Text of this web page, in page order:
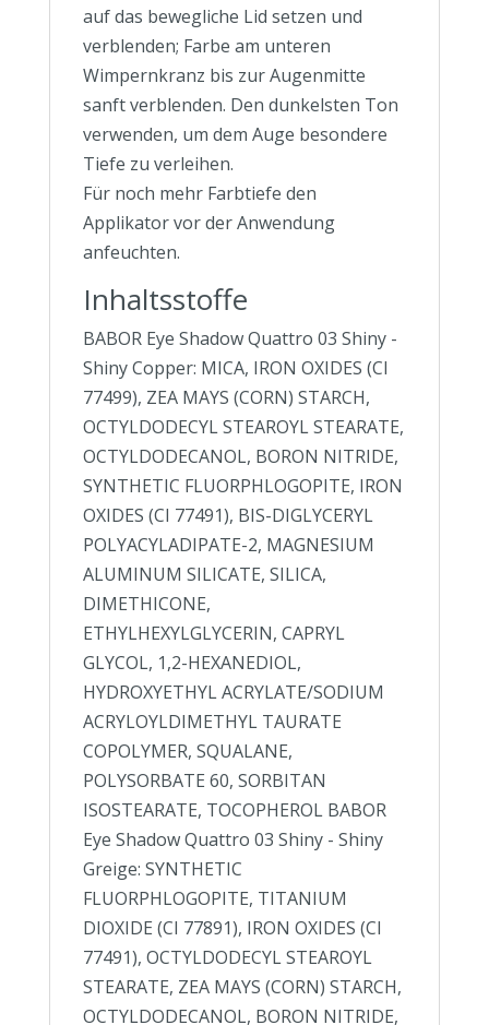
auf das bewegliche Lid setzen und
verblenden; Farbe am unteren
Wimpernkranz bis zur Augenmitte
sanft verblenden. Den dunkelsten Ton
verwenden, um dem Auge besondere
Tiefe zu verleihen.
Für noch mehr Farbtiefe den
Applikator vor der Anwendung
anfeuchten.
Inhaltsstoffe
BABOR Eye Shadow Quattro 03 Shiny -
Shiny Copper: MICA, IRON OXIDES (CI
77499), ZEA MAYS (CORN) STARCH,
OCTYLDODECYL STEAROYL STEARATE,
OCTYLDODECANOL, BORON NITRIDE,
SYNTHETIC FLUORPHLOGOPITE, IRON
OXIDES (CI 77491), BIS-DIGLYCERYL
POLYACYLADIPATE-2, MAGNESIUM
ALUMINUM SILICATE, SILICA,
DIMETHICONE,
ETHYLHEXYLGLYCERIN, CAPRYL
GLYCOL, 1,2-HEXANEDIOL,
HYDROXYETHYL ACRYLATE/SODIUM
ACRYLOYLDIMETHYL TAURATE
COPOLYMER, SQUALANE,
POLYSORBATE 60, SORBITAN
ISOSTEARATE, TOCOPHEROL BABOR
Eye Shadow Quattro 03 Shiny - Shiny
Greige: SYNTHETIC
FLUORPHLOGOPITE, TITANIUM
DIOXIDE (CI 77891), IRON OXIDES (CI
77491), OCTYLDODECYL STEAROYL
STEARATE, ZEA MAYS (CORN) STARCH,
OCTYLDODECANOL, BORON NITRIDE,